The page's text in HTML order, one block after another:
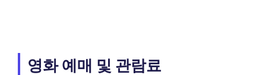
영화 예매 및 관람료